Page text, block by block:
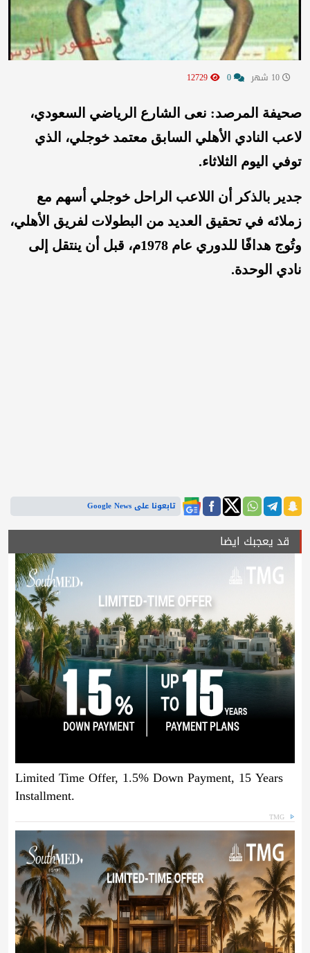
صحيفة المرصد: نعى الشارع الرياضي السعودي،
لاعب النادي الأهلي السابق معتمد خوجلي، الذي
توفي اليوم الثلاثاء.
جدير بالذكر أن اللاعب الراحل خوجلي أسهم مع
زملائه في تحقيق العديد من البطولات لفريق الأهلي،
وتُوج هدافًا للدوري عام 1978م، قبل أن ينتقل إلى
نادي الوحدة.
تابعونا على Google News
قد يعجبك ايضا
Limited Time Offer, 1.5% Down Payment, 15 Years
Installment.
TMG